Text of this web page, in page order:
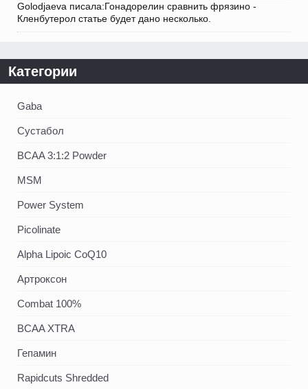
Golodjaeva писала:Гонадорелин сравнить фрязино -
Кленбутерол статье будет дано несколько.
Категории
Gaba
Сустабол
BCAA 3:1:2 Powder
MSM
Power System
Picolinate
Alpha Lipoic CoQ10
Артроксон
Combat 100%
BCAA XTRA
Гепамин
Rapidcuts Shredded